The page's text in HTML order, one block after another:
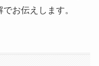
お伝えします。